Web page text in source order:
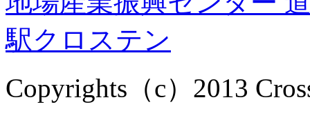
Copyrights（c）2013